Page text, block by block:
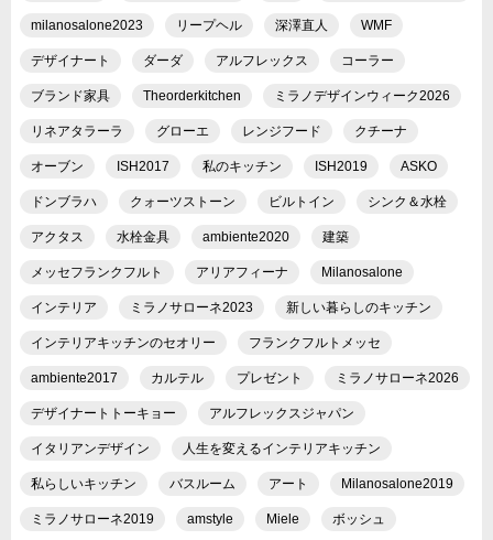
milanosalone2023 リープヘル 深澤直人 WMF
デザイナート ダーダ アルフレックス コーラー
ブランド家具 Theorderkitchen ミラノデザインウィーク2026
リネアタラーラ グローエ レンジフード クチーナ
オーブン ISH2017 私のキッチン ISH2019 ASKO
ドンブラハ クォーツストーン ビルトイン シンク＆水栓
アクタス 水栓金具 ambiente2020 建築
メッセフランクフルト アリアフィーナ Milanosalone
インテリア ミラノサローネ2023 新しい暮らしのキッチン
インテリアキッチンのセオリー フランクフルトメッセ
ambiente2017 カルテル プレゼント ミラノサローネ2026
デザイナートトーキョー アルフレックスジャパン
イタリアンデザイン 人生を変えるインテリアキッチン
私らしいキッチン バスルーム アート Milanosalone2019
ミラノサローネ2019 amstyle Miele ボッシュ